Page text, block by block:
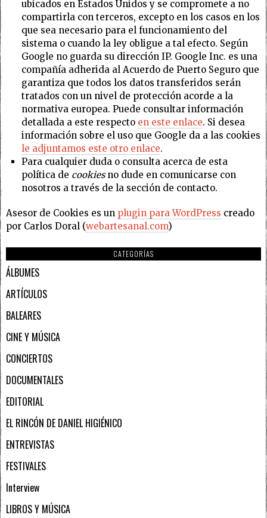
ubicados en Estados Unidos y se compromete a no
compartirla con terceros, excepto en los casos en los
que sea necesario para el funcionamiento del
sistema o cuando la ley obligue a tal efecto. Según
Google no guarda su dirección IP. Google Inc. es una
compañía adherida al Acuerdo de Puerto Seguro que
garantiza que todos los datos transferidos serán
tratados con un nivel de protección acorde a la
normativa europea. Puede consultar información
detallada a este respecto en este enlace. Si desea
información sobre el uso que Google da a las cookies
le adjuntamos este otro enlace.
Para cualquier duda o consulta acerca de esta
política de cookiesno dude en comunicarse con
nosotros a través de la sección de contacto.
Asesor de Cookies es un plugin para WordPress creado
por Carlos Doral (webartesanal.com)
CATEGORÍAS
ÁLBUMES
ARTÍCULOS
BALEARES
CINE Y MÚSICA
CONCIERTOS
DOCUMENTALES
EDITORIAL
EL RINCÓN DE DANIEL HIGIÉNICO
ENTREVISTAS
FESTIVALES
Interview
LIBROS Y MÚSICA